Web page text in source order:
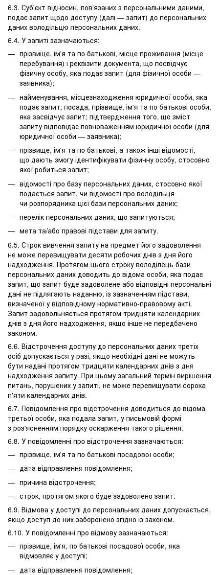
6.3. Суб'єкт відносин, пов'язаних з персональними даними,
подає запит щодо доступу (далі — запит) до персональних
даних володільцю персональних даних.
6.4. У запиті зазначаються:
прізвище, ім'я та по батькові, місце проживання (місце
перебування) і реквізити документа, що посвідчує
фізичну особу, яка подає запит (для фізичної особи —
заявника);
найменування, місцезнаходження юридичної особи, яка
подає запит, посада, прізвище, ім'я та по батькові особи,
яка засвідчує запит; підтвердження того, що зміст
запиту відповідає повноваженням юридичної особи (для
юридичної особи — заявника);
прізвище, ім'я та по батькові, а також інші відомості,
що дають змогу ідентифікувати фізичну особу, стосовно
якої робиться запит;
відомості про базу персональних даних, стосовно якої
подається запит, чи відомості про володільця
чи розпорядника цієї бази персональних даних;
перелік персональних даних, що запитуються;
мета та/або правові підстави для запиту.
6.5. Строк вивчення запиту на предмет його задоволення
не може перевищувати десяти робочих днів з дня його
надходження. Протягом цього строку володілець бази
персональних даних доводить до відома особи, яка подає
запит, що запит буде задоволене або відповідні персональні
дані не підлягають наданню, із зазначенням підстави,
визначеної у відповідному нормативно-правовому акті.
Запит задовольняється протягом тридцяти календарних
днів з дня його надходження, якщо інше не передбачено
законом.
6.6. Відстрочення доступу до персональних даних третіх
осіб допускається у разі, якщо необхідні дані не можуть
бути надані протягом тридцяти календарних днів з дня
надходження запиту. При цьому загальний термін вирішення
питань, порушених у запиті, не може перевищувати сорока
п'яти календарних днів.
6.7. Повідомлення про відстрочення доводиться до відома
третьої особи, яка подала запит, у письмовій формі
з роз'ясненням порядку оскарження такого рішення.
6.8. У повідомленні про відстрочення зазначаються:
прізвище, ім'я та по батькові посадової особи;
дата відправлення повідомлення;
причина відстрочення;
строк, протягом якого буде задоволено запит.
6.9. Відмова у доступі до персональних даних допускається,
якщо доступ до них заборонено згідно із законом.
6.10. У повідомленні про відмову зазначаються:
прізвище, ім'я, по батькові посадової особи, яка
відмовляє у доступі;
дата відправлення повідомлення;